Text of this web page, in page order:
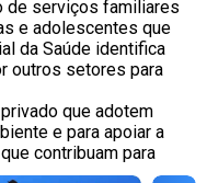
de serviços familiares
e adolescentes que
da Saúde identifica
outros setores para
que adotem
e para apoiar a
contribuam para